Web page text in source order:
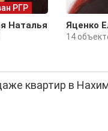
РГР
Наталья Яценко
14
квартир в